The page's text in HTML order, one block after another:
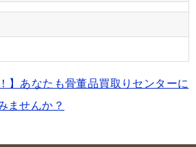
】あなたも骨董品買取りセンターに
ませんか？